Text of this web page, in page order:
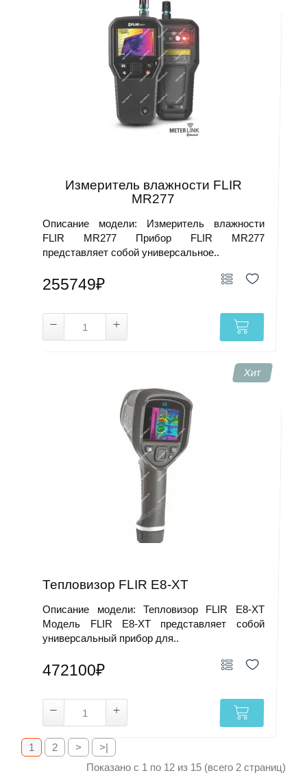
Измеритель влажности FLIR
MR277
Описание модели: Измеритель влажности
FLIR MR277 Прибор FLIR MR277
представляет собой универсальное..
255749₽
Хит
Тепловизор FLIR E8-XT
Описание модели: Тепловизор FLIR E8-XT
Модель FLIR E8-XT представляет собой
универсальный прибор для..
472100₽
1 2 >
>|
Показано с 1 по 12 из 15 (всего 2 страниц)